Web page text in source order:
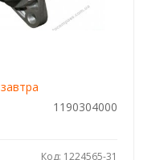
завтра
1190304000
Код: 1224565-31